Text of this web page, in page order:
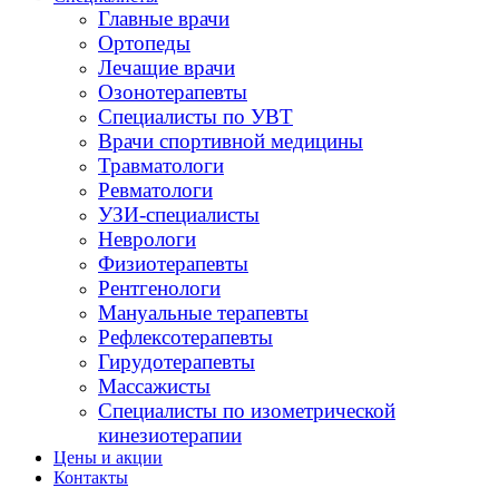
Главные врачи
Ортопеды
Лечащие врачи
Озонотерапевты
Специалисты по УВТ
Врачи спортивной медицины
Травматологи
Ревматологи
УЗИ-специалисты
Неврологи
Физиотерапевты
Рентгенологи
Мануальные терапевты
Рефлексотерапевты
Гирудотерапевты
Массажисты
Специалисты по изометрической
кинезиотерапии
Цены и акции
Контакты